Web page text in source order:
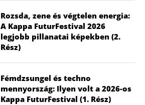
Rozsda, zene és végtelen energia:
A Kappa FuturFestival 2026
legjobb pillanatai képekben (2.
Rész)
Fémdzsungel és techno
mennyország: Ilyen volt a 2026-os
Kappa FuturFestival (1. Rész)